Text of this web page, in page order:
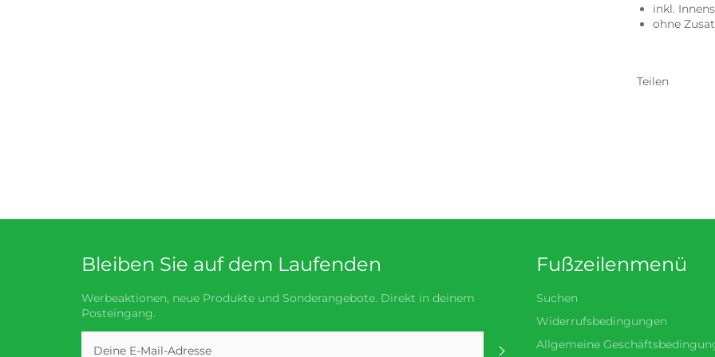
inkl.
ohne
Teilen
Bleiben Sie auf dem Laufenden
Werbeaktionen, neue Produkte und Sonderangebote. Direkt in deinem
Posteingang.
Abonnieren
Fußzeilenmenü
Suchen
Widerrufsbedingungen
Allgemeine